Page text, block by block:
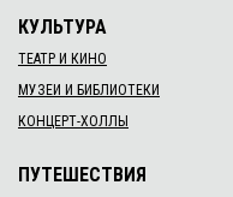
КУЛЬТУРА
ТЕАТР И КИНО
МУЗЕИ И БИБЛИОТЕКИ
КОНЦЕРТ-ХОЛЛЫ
ПУТЕШЕСТВИЯ